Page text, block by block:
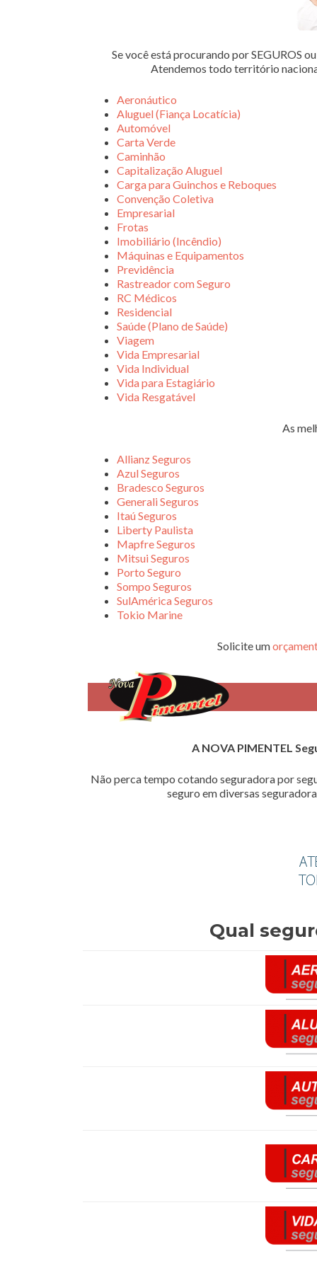
Se você está procurando por SEGUROS
Atendemos todo território
Aeronáutico
Aluguel (Fiança Locatícia)
Automóvel
Carta Verde
Caminhão
Capitalização Aluguel
Carga para Guinchos e Reboques
Convenção Coletiva
Empresarial
Frotas
Imobiliário (Incêndio)
Máquinas e Equipamentos
Previdência
Rastreador com Seguro
RC Médicos
Residencial
Saúde (Plano de Saúde)
Viagem
Vida Empresarial
Vida Individual
Vida para Estagiário
Vida Resgatável
As
Allianz Seguros
Azul Seguros
Bradesco Seguros
Generali Seguros
Itaú Seguros
Liberty Paulista
Mapfre Seguros
Mitsui Seguros
Porto Seguro
Sompo Seguros
SulAmérica Seguros
Tokio Marine
Solicite um
A NOVA PIMENTEL
Não perca tempo cotando seguradora por
seguro em diversas
Qual